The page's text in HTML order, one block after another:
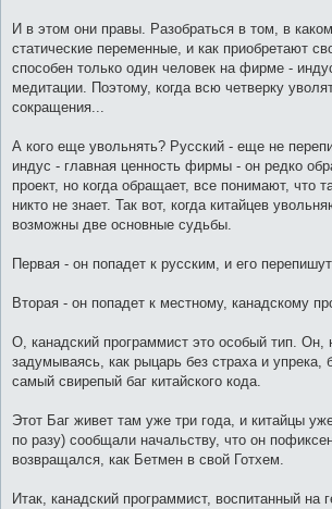
И в этом они правы. Разобраться в том, в
статические переменные, и как приобретают
способен только один человек на фирме -
медитации. Поэтому, когда всю четверку
сокращения...
А кого еще увольнять? Русский - еще не
индус - главная ценность фирмы - он редко
проект, но когда обращает, все понимают, что
никто не знает. Так вот, когда китайцев
возможны две основные судьбы.
Первая - он попадет к русским, и его
Вторая - он попадет к местному, канадскому
О, канадский программист это особый тип. Он,
задумываясь, как рыцарь без страха и упрека,
самый свирепый баг китайского кода.
Этот Баг живет там уже три года, и китайцы
по разу) сообщали начальству, что он
возвращался, как Бетмен в свой Готхем.
Итак, канадский программист, воспитанный на